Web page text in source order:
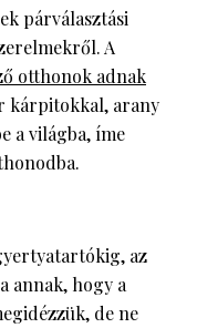
párválasztási
A
otthonok adnak
kárpitokkal, arany
a világba, íme
az
annak, hogy a
de ne